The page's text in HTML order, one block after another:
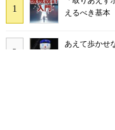
えるべき基本
あえて歩かせ